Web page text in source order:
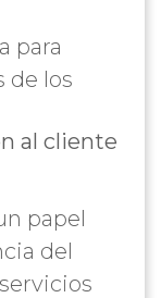
para
de los
al cliente
papel
del